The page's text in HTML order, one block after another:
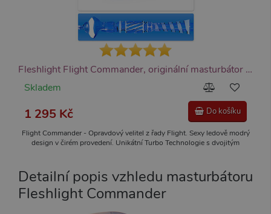
Fleshlight Flight Commander, originální masturbátor (ledově modrý)
Skladem
1 295 Kč Do košíku
Flight Commander - Opravdový velitel z řady Flight. Sexy ledově modrý
design v čirém provedení. Unikátní Turbo Technologie s dvojitým
Detailní popis vzhledu masturbátoru
Fleshlight Commander